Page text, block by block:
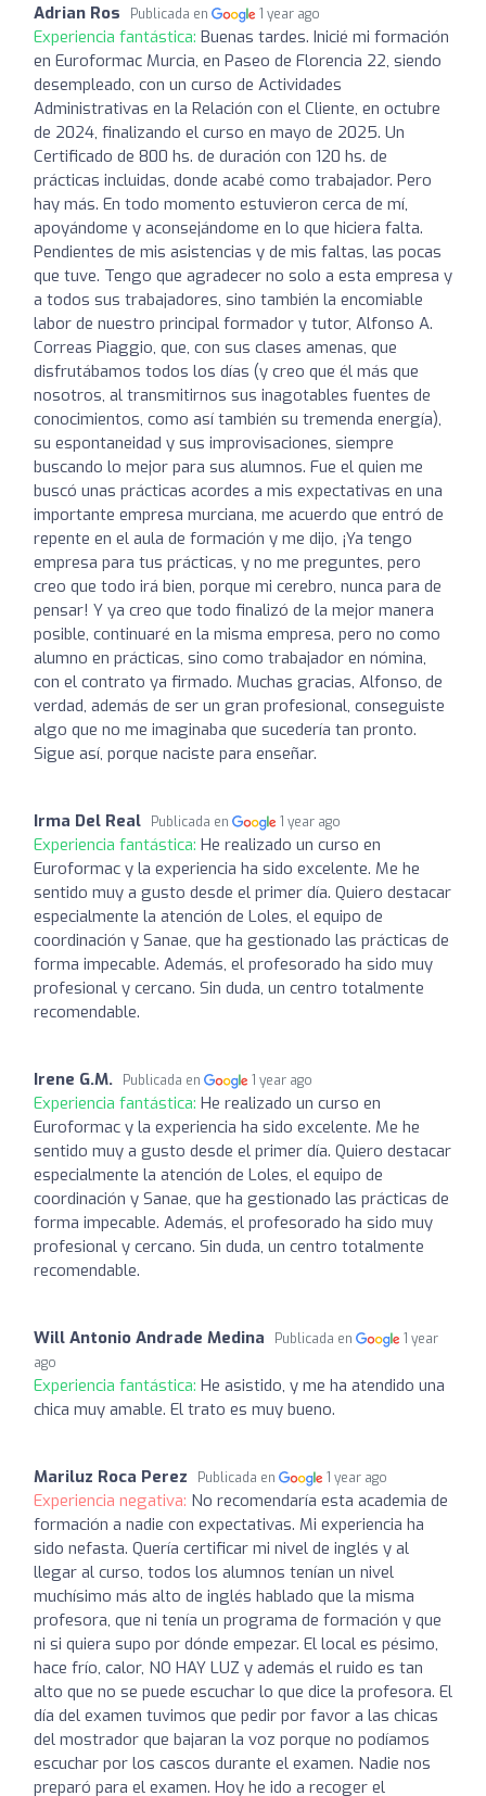
Adrian Ros Publicada en 1 year ago
Experiencia fantástica: Buenas tardes. Inicié mi formación
en Euroformac Murcia, en Paseo de Florencia 22, siendo
desempleado, con un curso de Actividades
Administrativas en la Relación con el Cliente, en octubre
de 2024, finalizando el curso en mayo de 2025. Un
Certificado de 800 hs. de duración con 120 hs. de
prácticas incluidas, donde acabé como trabajador. Pero
hay más. En todo momento estuvieron cerca de mí,
apoyándome y aconsejándome en lo que hiciera falta.
Pendientes de mis asistencias y de mis faltas, las pocas
que tuve. Tengo que agradecer no solo a esta empresa y
a todos sus trabajadores, sino también la encomiable
labor de nuestro principal formador y tutor, Alfonso A.
Correas Piaggio, que, con sus clases amenas, que
disfrutábamos todos los días (y creo que él más que
nosotros, al transmitirnos sus inagotables fuentes de
conocimientos, como así también su tremenda energía),
su espontaneidad y sus improvisaciones, siempre
buscando lo mejor para sus alumnos. Fue el quien me
buscó unas prácticas acordes a mis expectativas en una
importante empresa murciana, me acuerdo que entró de
repente en el aula de formación y me dijo, ¡Ya tengo
empresa para tus prácticas, y no me preguntes, pero
creo que todo irá bien, porque mi cerebro, nunca para de
pensar! Y ya creo que todo finalizó de la mejor manera
posible, continuaré en la misma empresa, pero no como
alumno en prácticas, sino como trabajador en nómina,
con el contrato ya firmado. Muchas gracias, Alfonso, de
verdad, además de ser un gran profesional, conseguiste
algo que no me imaginaba que sucedería tan pronto.
Sigue así, porque naciste para enseñar.
Irma Del Real Publicada en 1 year ago
Experiencia fantástica: He realizado un curso en
Euroformac y la experiencia ha sido excelente. Me he
sentido muy a gusto desde el primer día. Quiero destacar
especialmente la atención de Loles, el equipo de
coordinación y Sanae, que ha gestionado las prácticas de
forma impecable. Además, el profesorado ha sido muy
profesional y cercano. Sin duda, un centro totalmente
recomendable.
Irene G.M. Publicada en 1 year ago
Experiencia fantástica: He realizado un curso en
Euroformac y la experiencia ha sido excelente. Me he
sentido muy a gusto desde el primer día. Quiero destacar
especialmente la atención de Loles, el equipo de
coordinación y Sanae, que ha gestionado las prácticas de
forma impecable. Además, el profesorado ha sido muy
profesional y cercano. Sin duda, un centro totalmente
recomendable.
Will Antonio Andrade Medina Publicada en
1 year
ago
Experiencia fantástica: He asistido, y me ha atendido una
chica muy amable. El trato es muy bueno.
Mariluz Roca Perez Publicada en 1 year ago
Experiencia negativa: No recomendaría esta academia de
formación a nadie con expectativas. Mi experiencia ha
sido nefasta. Quería certificar mi nivel de inglés y al
llegar al curso, todos los alumnos tenían un nivel
muchísimo más alto de inglés hablado que la misma
profesora, que ni tenía un programa de formación y que
ni si quiera supo por dónde empezar. El local es pésimo,
hace frío, calor, NO HAY LUZ y además el ruido es tan
alto que no se puede escuchar lo que dice la profesora. El
día del examen tuvimos que pedir por favor a las chicas
del mostrador que bajaran la voz porque no podíamos
escuchar por los cascos durante el examen. Nadie nos
preparó para el examen. Hoy he ido a recoger el